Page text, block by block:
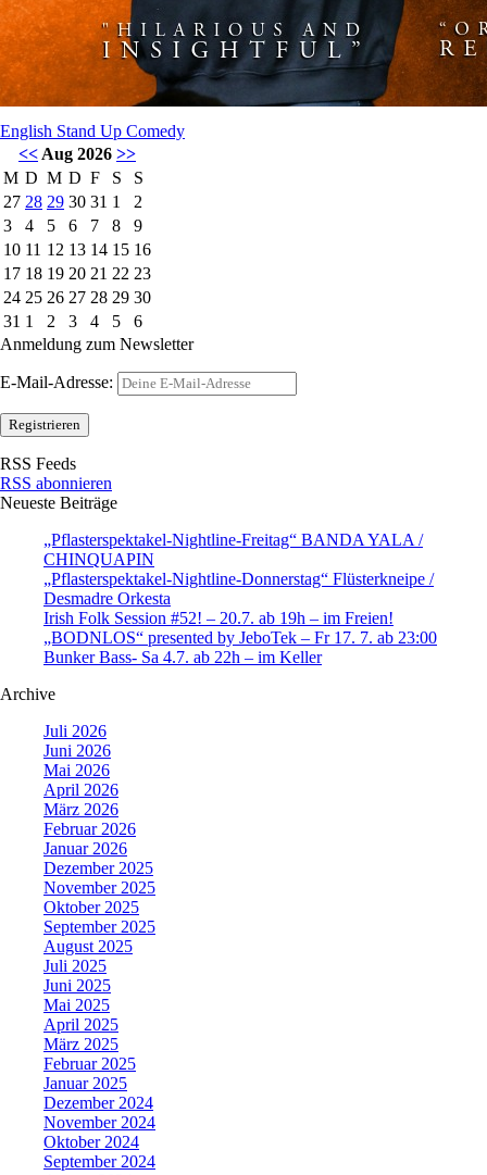
English Stand Up Comedy
<< Aug 2026 >>
M D M D F S
S
27 28 29 30 31 1
2
3
4 5 6 7 8
9
10 11 12 13 14 15 16
17 18 19 20 21 22 23
24 25 26 27 28 29 30
31 1 2 3 4 5
6
Anmeldung zum Newsletter
E-Mail-Adresse:
RSS Feeds
RSS abonnieren
Neueste Beiträge
„Pflasterspektakel-Nightline-Freitag“ BANDA YALA /
CHINQUAPIN
„Pflasterspektakel-Nightline-Donnerstag“ Flüsterkneipe /
Desmadre Orkesta
Irish Folk Session #52! – 20.7. ab 19h – im Freien!
„BODNLOS“ presented by JeboTek – Fr 17. 7. ab 23:00
Bunker Bass- Sa 4.7. ab 22h – im Keller
Archive
Juli 2026
Juni 2026
Mai 2026
April 2026
März 2026
Februar 2026
Januar 2026
Dezember 2025
November 2025
Oktober 2025
September 2025
August 2025
Juli 2025
Juni 2025
Mai 2025
April 2025
März 2025
Februar 2025
Januar 2025
Dezember 2024
November 2024
Oktober 2024
September 2024